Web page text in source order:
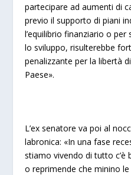
partecipare ad aumenti di
previo il supporto di piani
l’equilibrio finanziario o
lo sviluppo, risulterebbe
penalizzante per la libertà
Paese».
L’ex senatore va poi al
labronica: «In una fase
stiamo vivendo di tutto c’è
o reprimende che minino